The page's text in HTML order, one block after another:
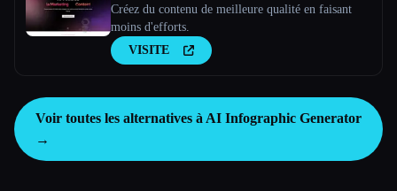
Créez du contenu de meilleure qualité en faisant
moins d'efforts.
VISITE
Voir toutes les alternatives à AI Infographic Generator
→